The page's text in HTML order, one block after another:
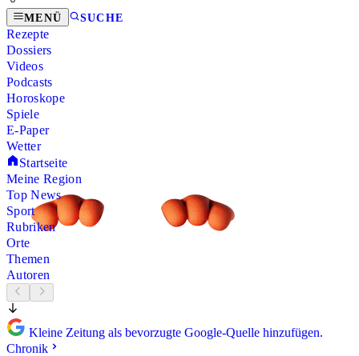
MENÜ SUCHE
Rezepte
Dossiers
Videos
Podcasts
Horoskope
Spiele
E-Paper
Wetter
Startseite
Meine Region
Top News
Sport
Rubriken
Orte
Themen
Autoren
Kleine Zeitung als bevorzugte Google-Quelle hinzufügen.
Chronik